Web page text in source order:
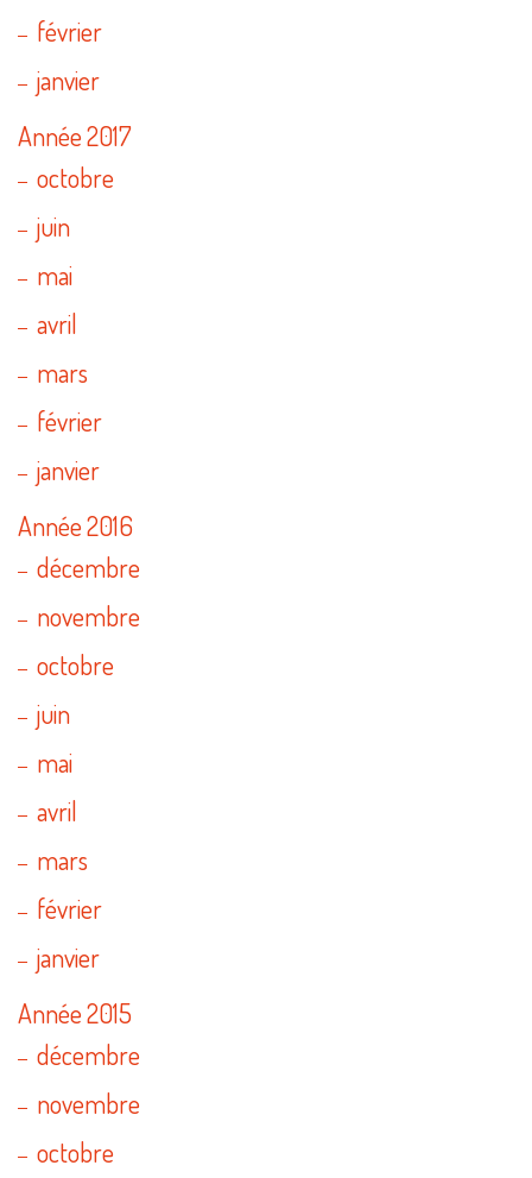
février
janvier
Année 2017
octobre
juin
mai
avril
mars
février
janvier
Année 2016
décembre
novembre
octobre
juin
mai
avril
mars
février
janvier
Année 2015
décembre
novembre
octobre